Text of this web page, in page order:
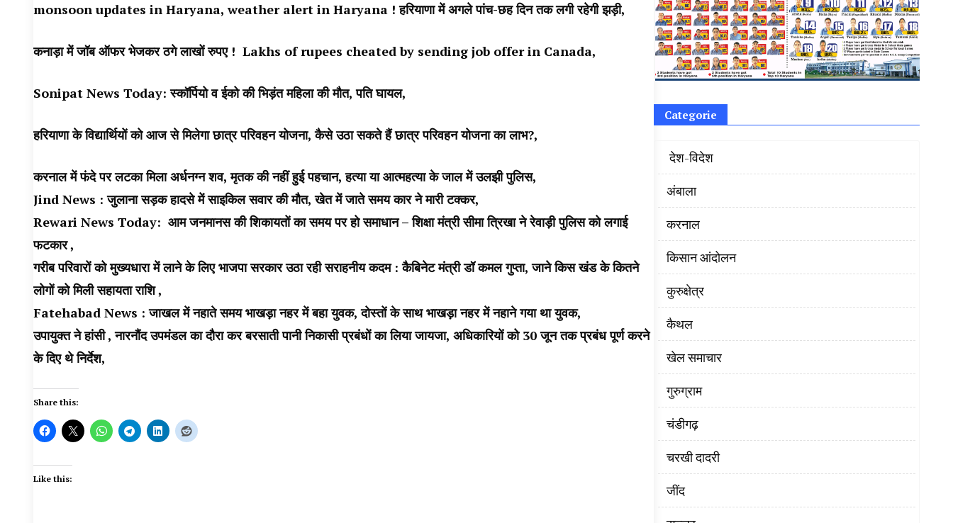
monsoon updates in Haryana, weather alert in Haryana ! हरियाणा में अगले पांच-छह दिन तक लगी रहेगी झड़ी,
कनाड़ा में जॉब ऑफर भेजकर ठगे लाखों रुपए ! Lakhs of rupees cheated by sending job offer in Canada,
Sonipat News Today: स्कॉर्पियो व ईको की भिड़ंत महिला की मौत, पति घायल,
हरियाणा के विद्यार्थियों को आज से मिलेगा छात्र परिवहन योजना, कैसे उठा सकते हैं छात्र परिवहन योजना का लाभ?,
करनाल में फंदे पर लटका मिला अर्धनग्न शव, मृतक की नहीं हुई पहचान, हत्या या आत्महत्या के जाल में उलझी पुलिस,
Jind News : जुलाना सड़क हादसे में साइकिल सवार की मौत, खेत में जाते समय कार ने मारी टक्कर,
Rewari News Today: आम जनमानस की शिकायतों का समय पर हो समाधान – शिक्षा मंत्री सीमा त्रिखा ने रेवाड़ी पुलिस को लगाई
फटकार,
गरीब परिवारों को मुख्यधारा में लाने के लिए भाजपा सरकार उठा रही सराहनीय कदम : कैबिनेट मंत्री डॉ कमल गुप्ता, जाने किस खंड के कितने
लोगों को मिली सहायता राशि,
Fatehabad News : जाखल में नहाते समय भाखड़ा नहर में बहा युवक, दोस्तों के साथ भाखड़ा नहर में नहाने गया था युवक,
उपायुक्त ने हांसी , नारनौंद उपमंडल का दौरा कर बरसाती पानी निकासी प्रबंधों का लिया जायजा, अधिकारियों को 30 जून तक प्रबंध पूर्ण करने
के दिए थे निर्देश,
Share this:
Like this:
Categorie
‌ देश-विदेश
अंबाला
करनाल
किसान आंदोलन
कुरुक्षेत्र
कैथल
खेल समाचार
गुरुग्राम
चंडीगढ़
चरखी दादरी
‌जींद